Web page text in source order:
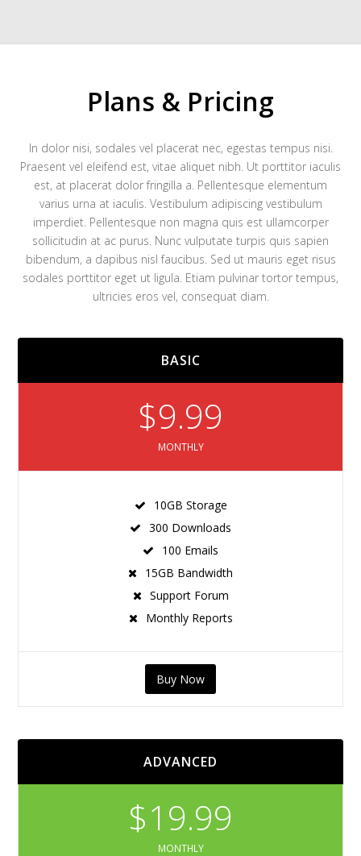
Plans & Pricing
In dolor nisi, sodales vel placerat nec, egestas tempus nisi.
Praesent vel eleifend est, vitae aliquet nibh. Ut porttitor iaculis
est, at placerat dolor fringilla a. Pellentesque elementum
varius urna at iaculis. Vestibulum adipiscing vestibulum
imperdiet. Pellentesque non magna quis est ullamcorper
sollicitudin at ac purus. Nunc vulputate turpis quis sapien
bibendum, a dapibus nisl faucibus. Sed ut mauris eget risus
sodales porttitor eget ut ligula. Etiam pulvinar tortor tempus,
ultricies eros vel, consequat diam.
BASIC
$9.99
MONTHLY
10GB Storage
300 Downloads
100 Emails
15GB Bandwidth
Support Forum
Monthly Reports
Buy Now
ADVANCED
$19.99
MONTHLY